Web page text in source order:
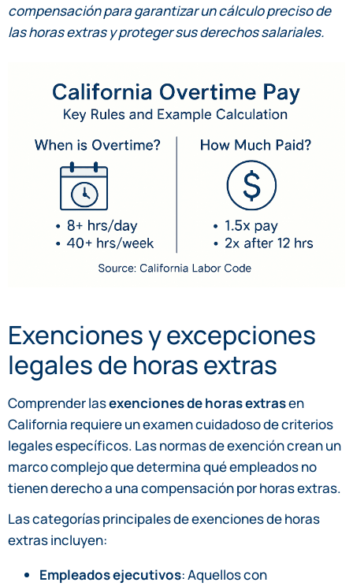
compensación para garantizar un cálculo preciso de
las horas extras y proteger sus derechos salariales.
Exenciones y excepciones
legales de horas extras
Comprender lasexenciones de horas extrasen
California requiere un examen cuidadoso de criterios
legales específicos. Las normas de exención crean un
marco complejo que determina qué empleados no
tienen derecho a una compensación por horas extras.
Las categorías principales de exenciones de horas
extras incluyen:
Empleados ejecutivos: Aquellos con